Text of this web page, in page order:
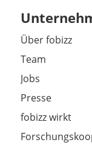
Über fobizz
Team
Jobs
Presse
fobizz wirkt